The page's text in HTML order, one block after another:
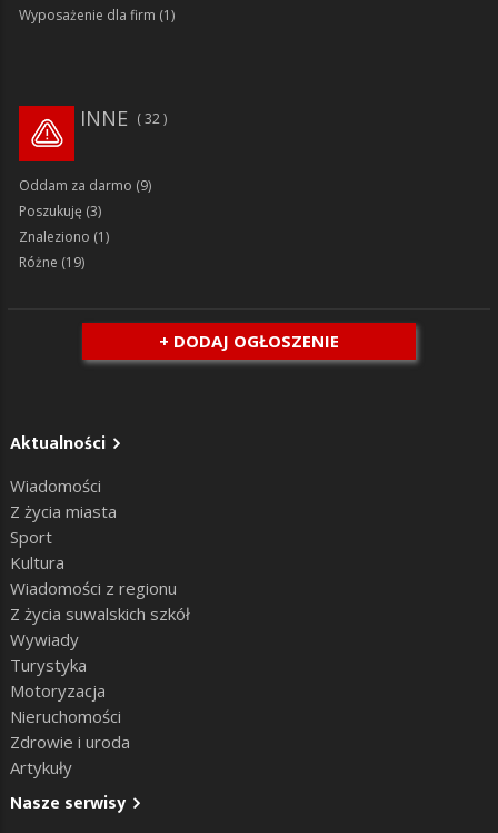
Wyposażenie dla firm (1)
32
INNE
Oddam za darmo (9)
Poszukuję (3)
Znaleziono (1)
Różne (19)
+ DODAJ OGŁOSZENIE
Aktualności
Wiadomości
Z życia miasta
Sport
Kultura
Wiadomości z regionu
Z życia suwalskich szkół
Wywiady
Turystyka
Motoryzacja
Nieruchomości
Zdrowie i uroda
Artykuły
Nasze serwisy